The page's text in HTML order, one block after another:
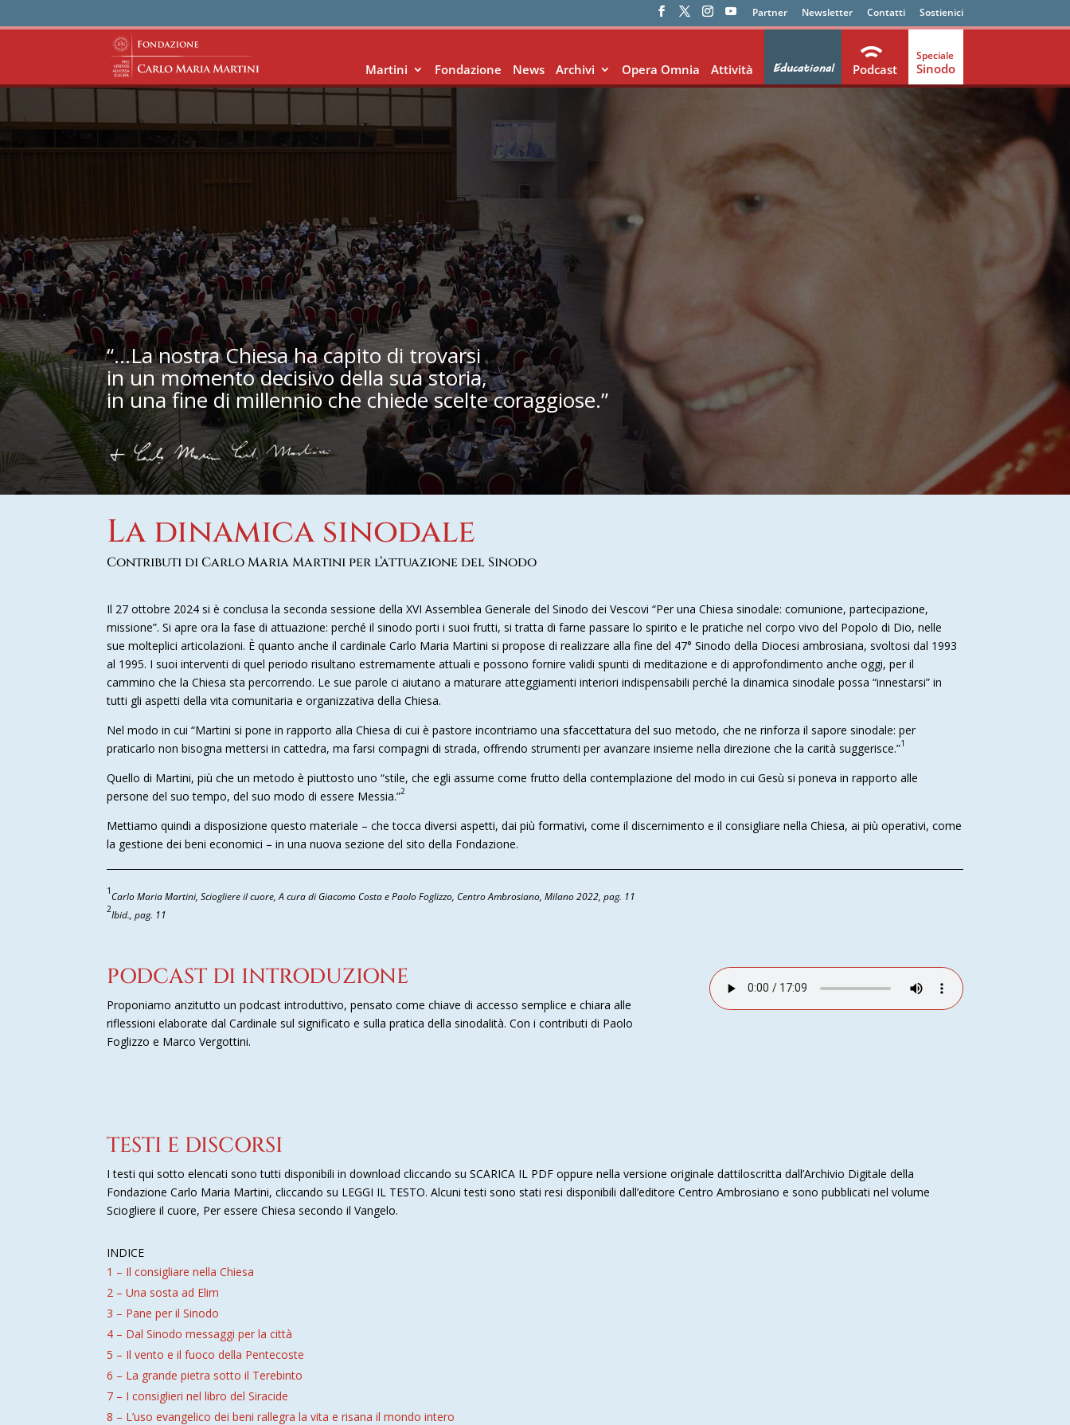
Partner Newsletter Contatti Sostienici
Martini Fondazione News Archivi Opera Omnia Attività Educational Podcast Sinodo
“...La nostra Chiesa ha capito di trovarsi
in un momento decisivo della sua storia,
in una fine di millennio che chiede scelte coraggiose.”
La dinamica sinodale
Contributi di Carlo Maria Martini per l’attuazione del Sinodo
Il 27 ottobre 2024 si è conclusa la seconda sessione della XVI Assemblea Generale del Sinodo dei Vescovi “Per una Chiesa sinodale: comunione, partecipazione,
missione”. Si apre ora la fase di attuazione: perché il sinodo porti i suoi frutti, si tratta di farne passare lo spirito e le pratiche nel corpo vivo del Popolo di Dio, nelle
sue molteplici articolazioni. È quanto anche il cardinale Carlo Maria Martini si propose di realizzare alla fine del 47° Sinodo della Diocesi ambrosiana, svoltosi dal 1993
al 1995. I suoi interventi di quel periodo risultano estremamente attuali e possono fornire validi spunti di meditazione e di approfondimento anche oggi, per il
cammino che la Chiesa sta percorrendo. Le sue parole ci aiutano a maturare atteggiamenti interiori indispensabili perché la dinamica sinodale possa “innestarsi” in
tutti gli aspetti della vita comunitaria e organizzativa della Chiesa.
Nel modo in cui “Martini si pone in rapporto alla Chiesa di cui è pastore incontriamo una sfaccettatura del suo metodo, che ne rinforza il sapore sinodale: per
praticarlo non bisogna mettersi in cattedra, ma farsi compagni di strada, offrendo strumenti per avanzare insieme nella direzione che la carità suggerisce.”1
Quello di Martini, più che un metodo è piuttosto uno “stile, che egli assume come frutto della contemplazione del modo in cui Gesù si poneva in rapporto alle
persone del suo tempo, del suo modo di essere Messia.”2
Mettiamo quindi a disposizione questo materiale – che tocca diversi aspetti, dai più formativi, come il discernimento e il consigliare nella Chiesa, ai più operativi, come
la gestione dei beni economici – in una nuova sezione del sito della Fondazione.
1 Carlo Maria Martini, Sciogliere il cuore, A cura di Giacomo Costa e Paolo Foglizzo, Centro Ambrosiano, Milano 2022, pag. 11
2Ibid., pag. 11
PODCAST DI INTRODUZIONE
Proponiamo anzitutto un podcast introduttivo, pensato come chiave di accesso semplice e chiara alle
riflessioni elaborate dal Cardinale sul significato e sulla pratica della sinodalità. Con i contributi di Paolo
Foglizzo e Marco Vergottini.
TESTI E DISCORSI
I testi qui sotto elencati sono tutti disponibili in download cliccando su SCARICA IL PDF oppure nella versione originale dattiloscritta dall’Archivio Digitale della
Fondazione Carlo Maria Martini, cliccando su LEGGI IL TESTO. Alcuni testi sono stati resi disponibili dall’editore Centro Ambrosiano e sono pubblicati nel volume
Sciogliere il cuore, Per essere Chiesa secondo il Vangelo.
INDICE
1 – Il consigliare nella Chiesa
2 – Una sosta ad Elim
3 – Pane per il Sinodo
4 – Dal Sinodo messaggi per la città
5 – Il vento e il fuoco della Pentecoste
6 – La grande pietra sotto il Terebinto
7 – I consiglieri nel libro del Siracide
8 – L’uso evangelico dei beni rallegra la vita e risana il mondo intero